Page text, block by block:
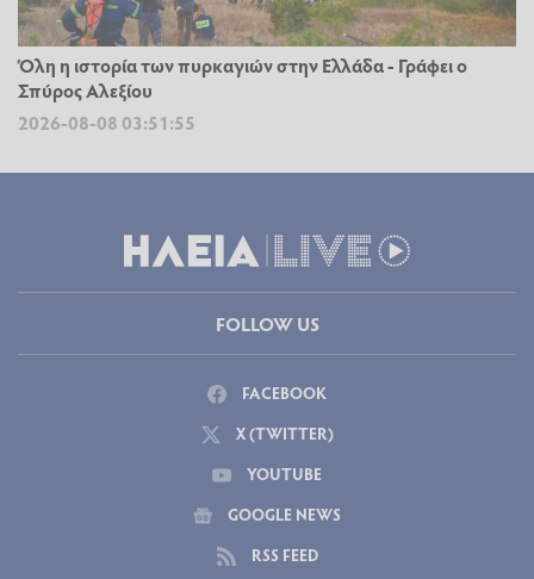
Όλη η ιστορία των πυρκαγιών στην Ελλάδα - Γράφει ο
Σπύρος Αλεξίου
2026-08-08 03:51:55
FOLLOW US
FACEBOOK
X (TWITTER)
YOUTUBE
GOOGLE NEWS
RSS FEED